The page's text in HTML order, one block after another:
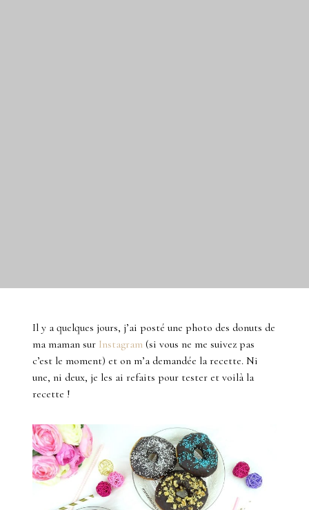
Il y a quelques jours, j’ai posté une photo des donuts de
ma maman sur Instagram (si vous ne me suivez pas
c’est le moment) et on m’a demandée la recette. Ni
une, ni deux, je les ai refaits pour tester et voilà la
recette !